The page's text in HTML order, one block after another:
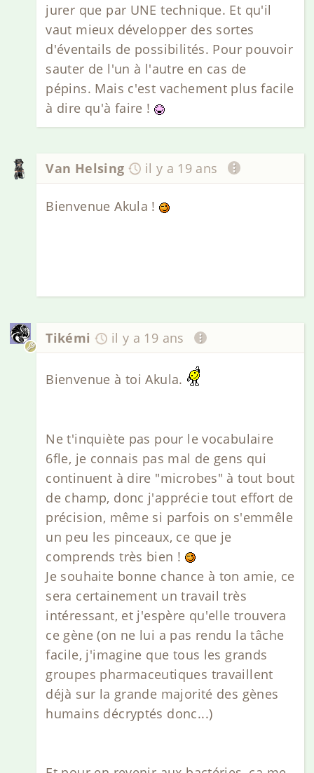
jurer que par UNE technique. Et qu'il
vaut mieux développer des sortes
d'éventails de possibilités. Pour pouvoir
sauter de l'un à l'autre en cas de
pépins. Mais c'est vachement plus facile
à dire qu'à faire !
Van Helsing il y a 19 ans
Bienvenue Akula !
Tikémi il y a 19 ans
Bienvenue à toi Akula.
Ne t'inquiète pas pour le vocabulaire
6fle, je connais pas mal de gens qui
continuent à dire "microbes" à tout bout
de champ, donc j'apprécie tout effort de
précision, même si parfois on s'emmêle
un peu les pinceaux, ce que je
comprends très bien !
Je souhaite bonne chance à ton amie, ce
sera certainement un travail très
intéressant, et j'espère qu'elle trouvera
ce gène (on ne lui a pas rendu la tâche
facile, j'imagine que tous les grands
groupes pharmaceutiques travaillent
déjà sur la grande majorité des gènes
humains décryptés donc...)